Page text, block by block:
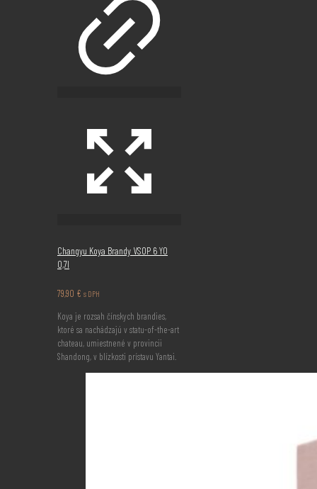
Changyu Koya Brandy VSOP 6 YO
0,7l
79,90 € s DPH
Koya je rozsah čínskych brandies,
ktoré sa nachádzajú v statu-of-the-art
chateau, umiestnené v provincii
Shandong, v blízkosti prístavu Yantai.